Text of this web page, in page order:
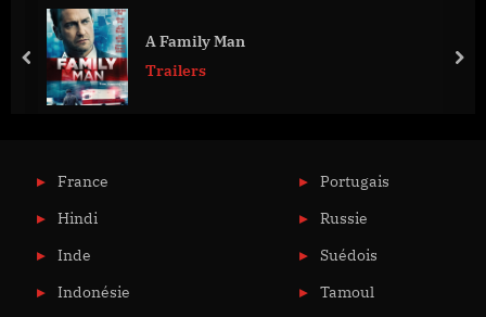
A Family Man
Trailers
prev
France
Hindi
Inde
Indonésie
Portugais
Russie
Suédois
Tamoul